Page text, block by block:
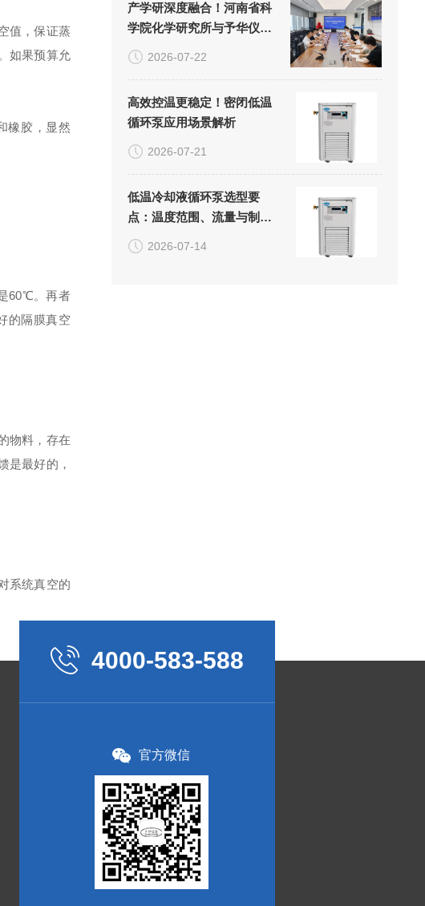
值，保证蒸
如果预算允
橡胶，显然
60℃。再者
的隔膜真空
物料，存在
是最好的，
系统真空的
产学研深度融合！河南省科
学院化学研究所与予华仪器
共建联合实验室正式揭牌
2026-07-22
高效控温更稳定！密闭低温
循环泵应用场景解析
2026-07-21
低温冷却液循环泵选型要
点：温度范围、流量与制冷
效率
2026-07-14
4000-583-588
官方微信